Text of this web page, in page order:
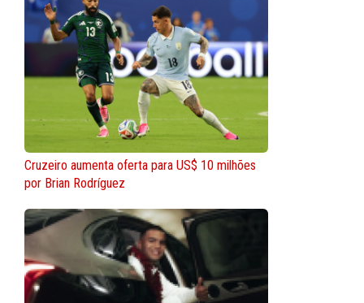
Cruzeiro aumenta oferta para US$ 10 milhões
por Brian Rodríguez